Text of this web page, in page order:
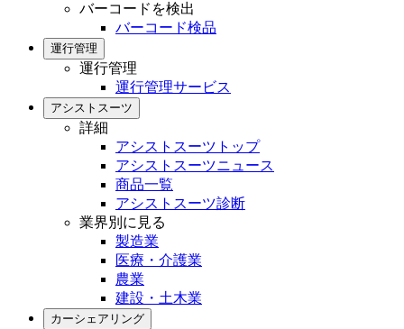
バーコードを検出
バーコード検品
運行管理
運行管理
運行管理サービス
アシストスーツ
詳細
アシストスーツトップ
アシストスーツニュース
商品一覧
アシストスーツ診断
業界別に見る
製造業
医療・介護業
農業
建設・土木業
カーシェアリング